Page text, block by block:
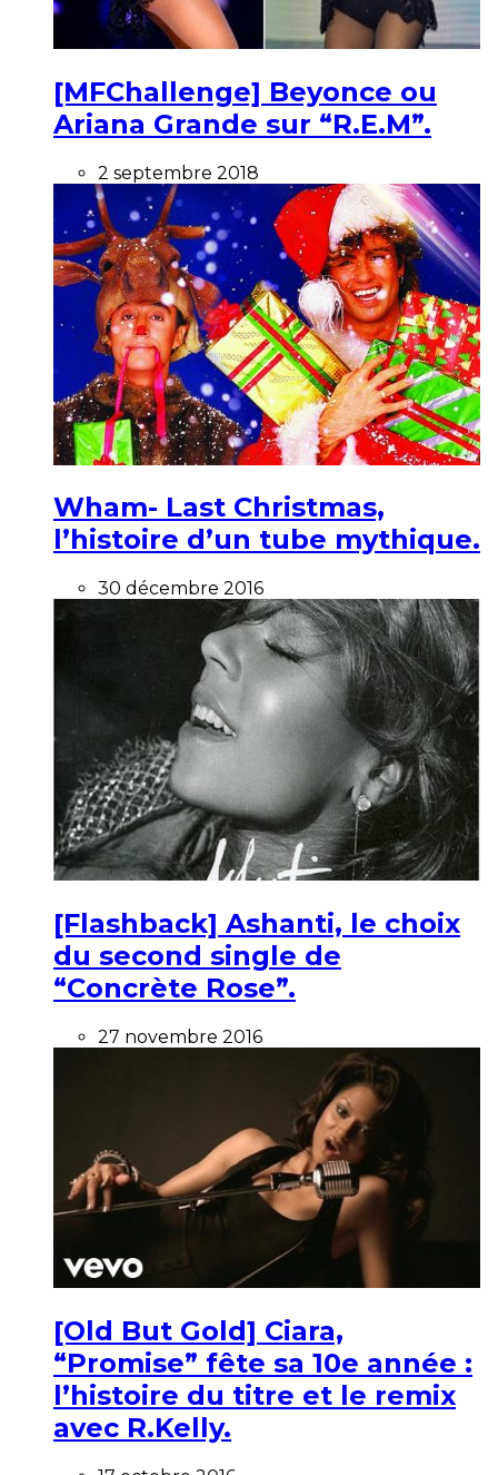
[MFChallenge] Beyonce ou
Ariana Grande sur “R.E.M”.
2 septembre 2018
Wham- Last Christmas,
l’histoire d’un tube mythique.
30 décembre 2016
[Flashback] Ashanti, le choix
du second single de
“Concrète Rose”.
27 novembre 2016
[Old But Gold] Ciara,
“Promise” fête sa 10e année :
l’histoire du titre et le remix
avec R.Kelly.